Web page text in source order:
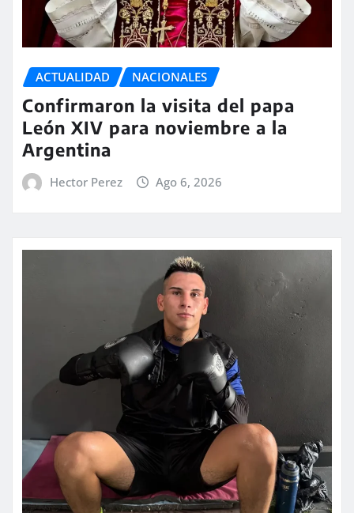
ACTUALIDAD NACIONALES
Confirmaron la visita del papa
León XIV para noviembre a la
Argentina
Hector Perez Ago 6, 2026